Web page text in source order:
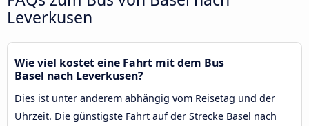
Leverkusen
Wie viel kostet eine Fahrt mit dem Bus
Basel nach Leverkusen?
Dies ist unter anderem abhängig vom Reisetag und der
Uhrzeit. Die günstigste Fahrt auf der Strecke Basel nach